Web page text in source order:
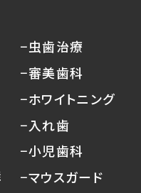
−虫歯治療
−審美歯科
−ホワイトニング
−入れ歯
−小児歯科
−マウスガード